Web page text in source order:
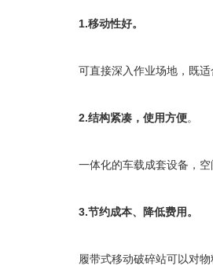
1.移动性好。
可直接深入作业场地，既适
2.结构紧凑，使用方便。
一体化的车载成套设备，空
3.节约成本、降低费用。
履带式移动破碎站可以对物